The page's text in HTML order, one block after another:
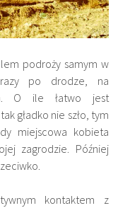
podroży samym w
po drodze, na
O ile łatwo jest
gładko nie szło, tym
miejscowa kobieta
zagrodzie. Później
kontaktem z